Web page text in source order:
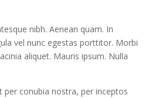
nibh. Aenean quam. In
vel nunc egestas porttitor. Morbi
aliquet. Mauris ipsum. Nulla
conubia nostra, per inceptos